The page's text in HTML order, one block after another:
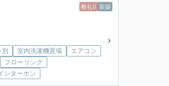
敷礼0 新築
室内洗濯機置場
エアコン
フローリング
ンターホン